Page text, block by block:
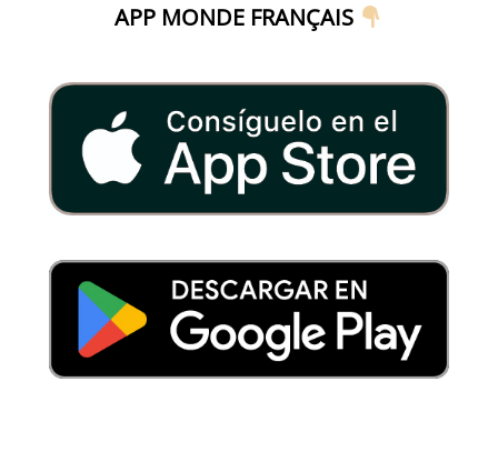
APP MONDE FRANÇAIS